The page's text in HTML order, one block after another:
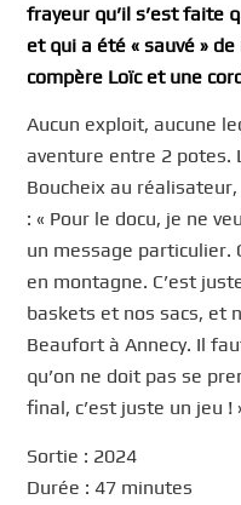
frayeur qu’il s’est faite
et qui a été « sauvé »
compère Loïc et une
Aucun exploit, aucune
aventure entre 2 potes.
Boucheix au
: « Pour le docu, je ne
un message particulier.
en montagne. C’est
baskets et nos sacs, et
Beaufort à Annecy. Il
qu’on ne doit pas se
final, c’est juste un jeu !
Sortie : 2024
Durée : 47 minutes